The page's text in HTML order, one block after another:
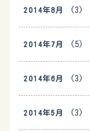
2014年8月 (3)
2014年7月 (5)
2014年6月 (3)
2014年5月 (3)